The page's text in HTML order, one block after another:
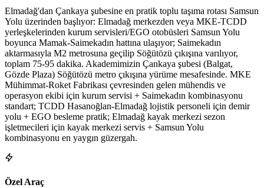
Elmadağ'dan Çankaya şubesine en pratik toplu taşıma rotası Samsun
Yolu üzerinden başlıyor: Elmadağ merkezden veya MKE-TCDD
yerleşkelerinden kurum servisleri/EGO otobüsleri Samsun Yolu
boyunca Mamak-Saimekadın hattına ulaşıyor; Saimekadın
aktarmasıyla M2 metrosuna geçilip Söğütözü çıkışına varılıyor,
toplam 75-95 dakika. Akademimizin Çankaya şubesi (Balgat,
Gözde Plaza) Söğütözü metro çıkışına yürüme mesafesinde. MKE
Mühimmat-Roket Fabrikası çevresinden gelen mühendis ve
operasyon ekibi için kurum servisi + Saimekadın kombinasyonu
standart; TCDD Hasanoğlan-Elmadağ lojistik personeli için demir
yolu + EGO besleme pratik; Elmadağ kayak merkezi sezon
işletmecileri için kayak merkezi servis + Samsun Yolu
kombinasyonu en yaygın güzergah.
Özel Araç